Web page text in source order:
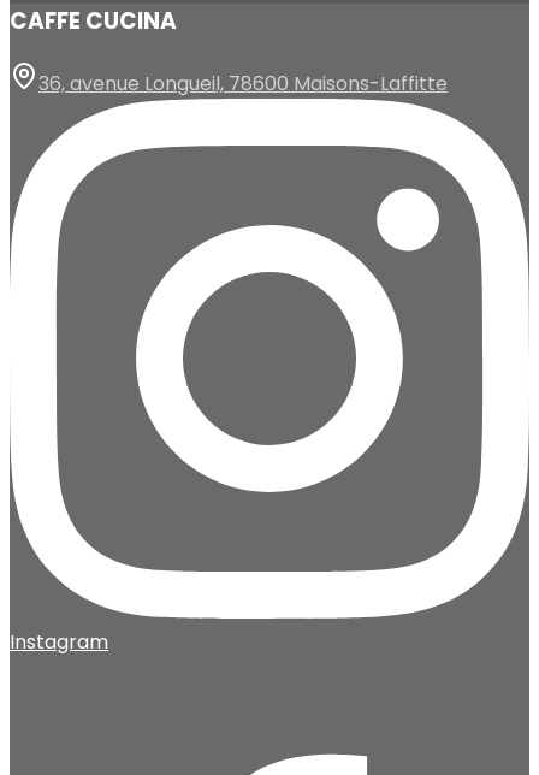
CAFFE CUCINA
36, avenue Longueil, 78600 Maisons-Laffitte
Instagram